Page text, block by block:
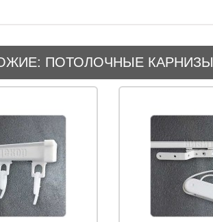
ПОТОЛОЧНЫЕ КАРНИЗЫ